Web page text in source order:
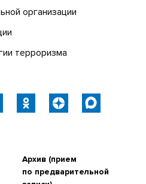
организации
терроризма
Архив (прием
по предварительной